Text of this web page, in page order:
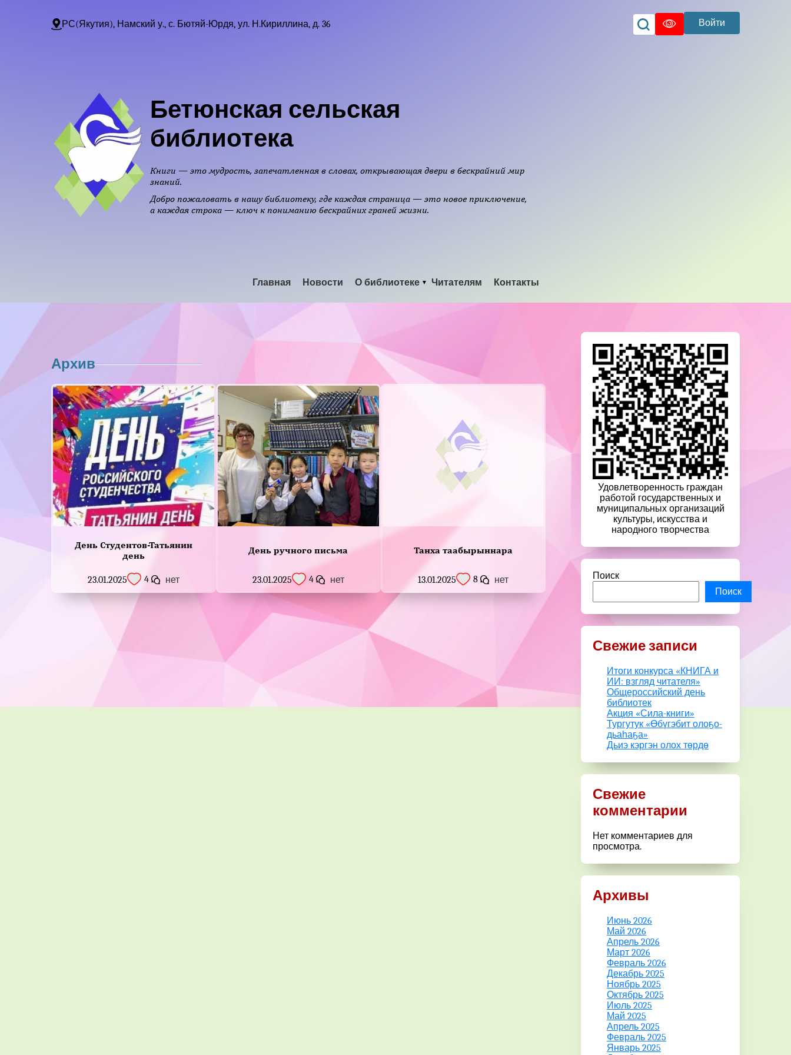
РС(Якутия), Намский у., с. Бютяй-Юрдя, ул. Н.Кириллина, д. 36 Войти
Бетюнская сельская
библиотека
Книги — это мудрость, запечатленная в словах, открывающая двери в бескрайний мир
знаний.
Добро пожаловать в нашу библиотеку, где каждая страница — это новое приключение,
а каждая строка — ключ к пониманию бескрайних граней жизни.
Главная Новости О библиотеке Читателям Контакты
Архив
День Студентов-Татьянин
день
23.01.2025 4 нет
День ручного письма
23.01.2025 4 нет
Танха таабырыннара
13.01.2025 8 нет
Удовлетворенность граждан
работой государственных и
муниципальных организаций
культуры, искусства и
народного творчества
Поиск
Поиск
Свежие записи
Итоги конкурса «КНИГА и
ИИ: взгляд читателя»
Общероссийский день
библиотек
Акция «Сила-книги»
Тургутук «Өбүгэбит олоҕо-
дьаһаҕа»
Дьиэ кэргэн олох төрдө
Свежие
комментарии
Нет комментариев для
просмотра.
Архивы
Июнь 2026
Май 2026
Апрель 2026
Март 2026
Февраль 2026
Декабрь 2025
Ноябрь 2025
Октябрь 2025
Июль 2025
Май 2025
Апрель 2025
Февраль 2025
Январь 2025